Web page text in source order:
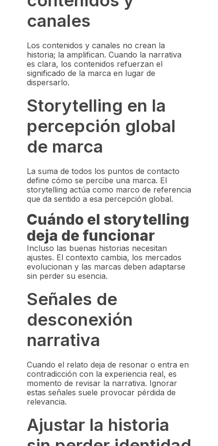
canales
Los contenidos y canales no crean la
historia; la amplifican. Cuando la narrativa
es clara, los contenidos refuerzan el
significado de la marca en lugar de
dispersarlo.
Storytelling en la
percepción global
de marca
La suma de todos los puntos de contacto
define cómo se percibe una marca. El
storytelling actúa como marco de referencia
que da sentido a esa percepción global.
Cuándo el storytelling
deja de funcionar
Incluso las buenas historias necesitan
ajustes. El contexto cambia, los mercados
evolucionan y las marcas deben adaptarse
sin perder su esencia.
Señales de
desconexión
narrativa
Cuando el relato deja de resonar o entra en
contradicción con la experiencia real, es
momento de revisar la narrativa. Ignorar
estas señales suele provocar pérdida de
relevancia.
Ajustar la historia